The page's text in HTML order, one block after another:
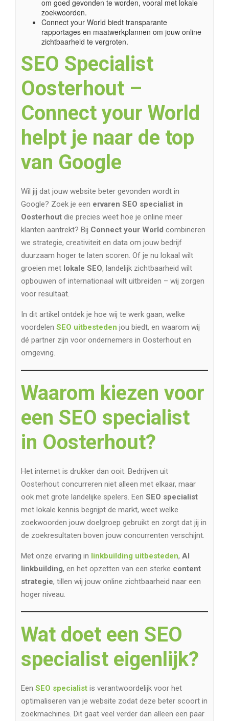
om goed gevonden te worden, vooral met lokale
zoekwoorden.
Connect your World biedt transparante
rapportages en maatwerkplannen om jouw online
zichtbaarheid te vergroten.
SEO Specialist
Oosterhout –
Connect your World
helpt je naar de top
van Google
Wil jij dat jouw website beter gevonden wordt in
Google? Zoek je een ervaren SEO specialist in
Oosterhout die precies weet hoe je online meer
klanten aantrekt? Bij Connect your World combineren
we strategie, creativiteit en data om jouw bedrijf
duurzaam hoger te laten scoren. Of je nu lokaal wilt
groeien met lokale SEO, landelijk zichtbaarheid wilt
opbouwen of internationaal wilt uitbreiden – wij zorgen
voor resultaat.
In dit artikel ontdek je hoe wij te werk gaan, welke
voordelen SEO uitbesteden jou biedt, en waarom wij
dé partner zijn voor ondernemers in Oosterhout en
omgeving.
Waarom kiezen voor
een SEO specialist
in Oosterhout?
Het internet is drukker dan ooit. Bedrijven uit
Oosterhout concurreren niet alleen met elkaar, maar
ook met grote landelijke spelers. Een SEO specialist
met lokale kennis begrijpt de markt, weet welke
zoekwoorden jouw doelgroep gebruikt en zorgt dat jij in
de zoekresultaten boven jouw concurrenten verschijnt.
Met onze ervaring in linkbuilding uitbesteden, AI
linkbuilding, en het opzetten van een sterke content
strategie, tillen wij jouw online zichtbaarheid naar een
hoger niveau.
Wat doet een SEO
specialist eigenlijk?
Een SEO specialist is verantwoordelijk voor het
optimaliseren van je website zodat deze beter scoort in
zoekmachines. Dit gaat veel verder dan alleen een paar